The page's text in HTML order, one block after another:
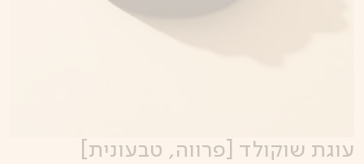
עוגת שוקולד [פרווה, טבעונית]